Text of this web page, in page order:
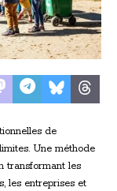
de
Une méthode
transformant les
les entreprises et